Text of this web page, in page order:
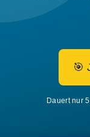
🎯
Dauert nur